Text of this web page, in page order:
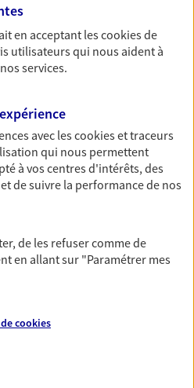
CONTACTER
SITE WEB
Baronian
Epargne et Protection
85 20 77 36
en acceptant lescookiesde
utilisateurs qui nous aident à
services.
avec lescookies et traceurs
qui nous permettent
à vos centres d'intérêts, des
de suivre la performance de nos
de les refuser comme de
en allant sur "Paramétrer mes
cookies